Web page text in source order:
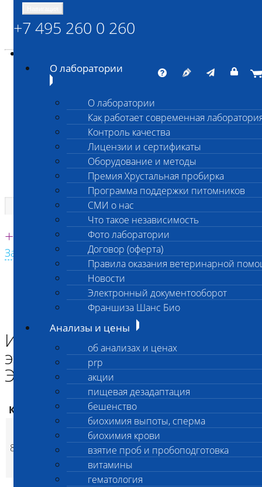
ШАНС БИО
Независимая ветеринарная лаборатория
Единая круглосуточная справочная
+7 495 260 0 260
Заказать звонок с сайта
+7 495 260 0 260
О лаборатории
О лаборатории
Как работает современная
Контроль качества
Лицензии и сертификаты
Оборудование и методы
Премия Хрустальная пробирка
Программа поддержки питомников
СМИ о нас
Что такое независимость
Фото лаборатории
Договор (оферта)
Правила оказания ветеринарной
Новости
Электронный документооборот
Франшиза Шанс Био
Анализы и цены
об анализах и ценах
prp
акции
пищевая дезадаптация
бешенство
биохимия выпоты, сперма
биохимия крови
взятие проб и пробоподготовка
витамины
гематология
Главная страница
Анализы и цены
ГИСТОЛОГИЯ И ЦИТОЛОГИЯ
Исследование эндоскопического материала ЭГДС(4
Исследование
эндоскопического материала
ЭГДС(4 локализации)
Код Наименование услуг Цена, руб.
880
Исследование
эндоскопического
материала ЭГДС(4
локализации)
9 700p (Время исполнения